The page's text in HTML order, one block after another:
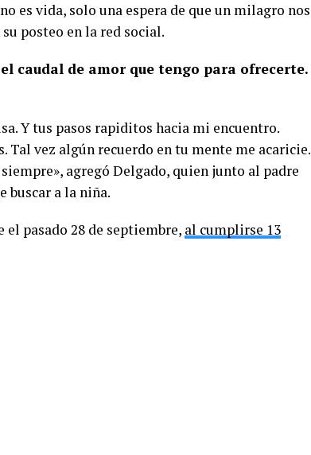
es vida, solo una espera de que un milagro nos
posteo en la red social.
caudal de amor que tengo para ofrecerte.
Y tus pasos rapiditos hacia mi encuentro.
Tal vez algún recuerdo en tu mente me acaricie.
agregó Delgado, quien junto al padre
buscar a la niña.
el pasado 28 de septiembre, al cumplirse 13